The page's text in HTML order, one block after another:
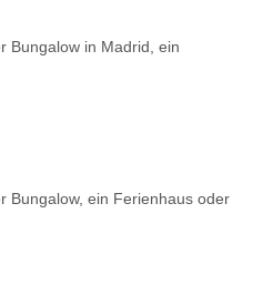
Bungalow in Madrid, ein
Bungalow, ein Ferienhaus oder